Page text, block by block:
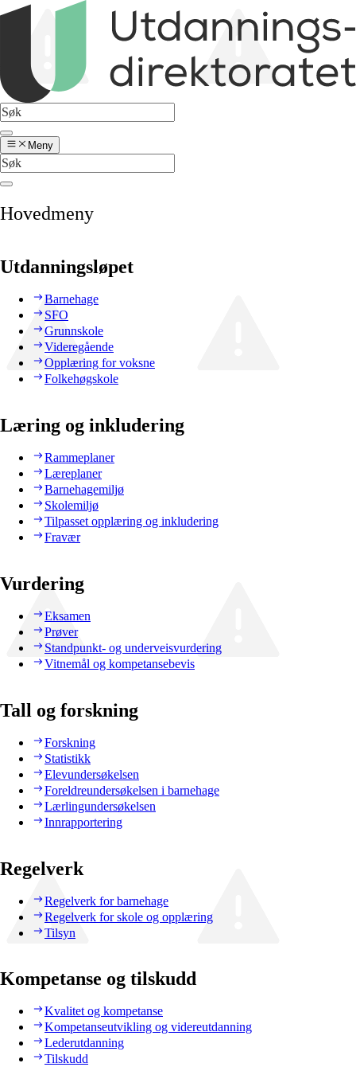
Meny
Hovedmeny
Utdanningsløpet
Barnehage
SFO
Grunnskole
Videregående
Opplæring for voksne
Folkehøgskole
Læring og inkludering
Rammeplaner
Læreplaner
Barnehagemiljø
Skolemiljø
Tilpasset opplæring og inkludering
Fravær
Vurdering
Eksamen
Prøver
Standpunkt- og underveisvurdering
Vitnemål og kompetansebevis
Tall og forskning
Forskning
Statistikk
Elevundersøkelsen
Foreldreundersøkelsen i barnehage
Lærlingundersøkelsen
Innrapportering
Regelverk
Regelverk for barnehage
Regelverk for skole og opplæring
Tilsyn
Kompetanse og tilskudd
Kvalitet og kompetanse
Kompetanseutvikling og videreutdanning
Lederutdanning
Tilskudd